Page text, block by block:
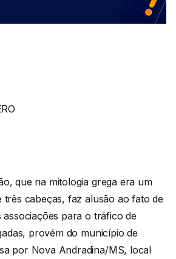
que na mitologia grega era um
três cabeças, faz alusão ao fato de
associações para o tráfico de
provém do município de
por Nova Andradina/MS, local